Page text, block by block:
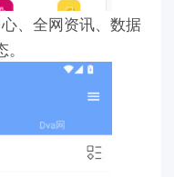
、全网资讯、数据